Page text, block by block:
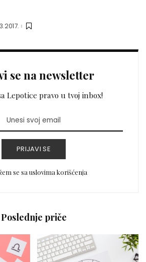
se na newsletter
Lepotice pravo u tvoj inbox!
PRIJAVI SE
se sa uslovima korišćenja
Poslednje priče